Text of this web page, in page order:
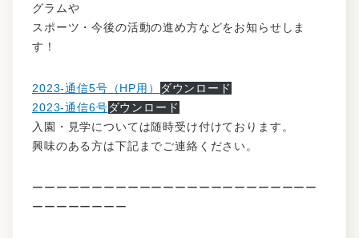
グラムや
スポーツ・今後の活動の進め方などをお知らせしま
す！
2023-通信5号（HP用）
ダウンロード
2023-通信6号ダウンロード
入園・見学については随時受け付けております。
興味のある方は下記までご連絡ください。
ーーーーーーーーーーーーーーーーーーーーーーーー
ーーーーーーーー